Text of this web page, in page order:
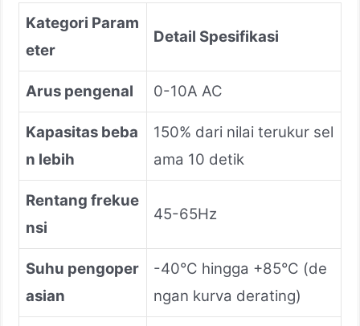
Kategori Param
eter
Detail Spesifikasi
Arus pengenal 0-10A AC
Kapasitas beba
n lebih
150% dari nilai terukur sel
ama 10 detik
Rentang frekue
nsi
45-65Hz
Suhu pengoper
asian
-40°C hingga +85°C (de
ngan kurva derating)